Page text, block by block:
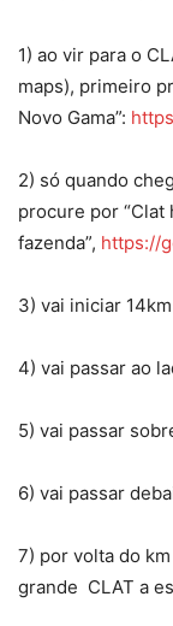
1) ao vir para o
maps), primeiro
Novo Gama”:
2) só quando
procure por “Clat
fazenda”, https://
3) vai iniciar
4) vai passar ao
5) vai passar
6) vai passar
7) por volta do
grande CLAT a